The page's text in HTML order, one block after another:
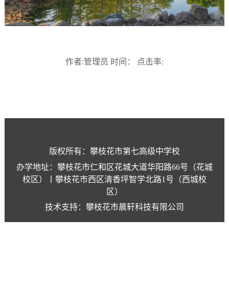
作者:管理员 时间： 点击率:
版权所有：攀枝花市第七高级中学校
办学地址：攀枝花市仁和区花城大道华阳路66号（花城
校区）丨攀枝花市西区清香坪智学北路1号（西城校
区）
技术支持：攀枝花市晨轩科技有限公司